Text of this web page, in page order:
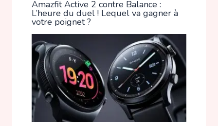
Amazfit Active 2 contre Balance :
L’heure du duel ! Lequel va gagner à
votre poignet ?